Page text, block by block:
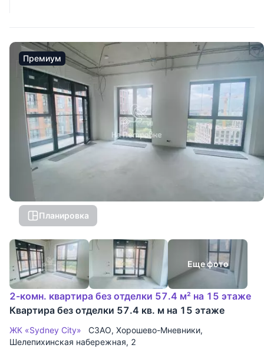
Премиум
Планировка
Еще фото
2-комн. квартира без отделки 57.4 м² на 15 этаже
Квартира без отделки 57.4 кв. м на 15 этаже
ЖК «Sydney City» СЗАО, Хорошево-Мневники,
Шелепихинская набережная, 2